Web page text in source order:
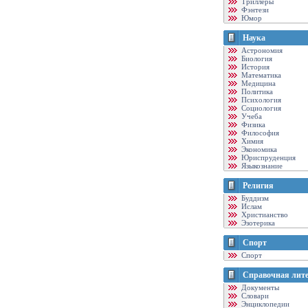
Фэнтези
Юмор
Наука
Астрономия
Биология
История
Математика
Медицина
Политика
Психология
Социология
Учеба
Физика
Философия
Химия
Экономика
Юриспруденция
Языкознание
Религия
Буддизм
Ислам
Христианство
Эзотерика
Спорт
Спорт
Справочная
Документы
Словари
Энциклопедии